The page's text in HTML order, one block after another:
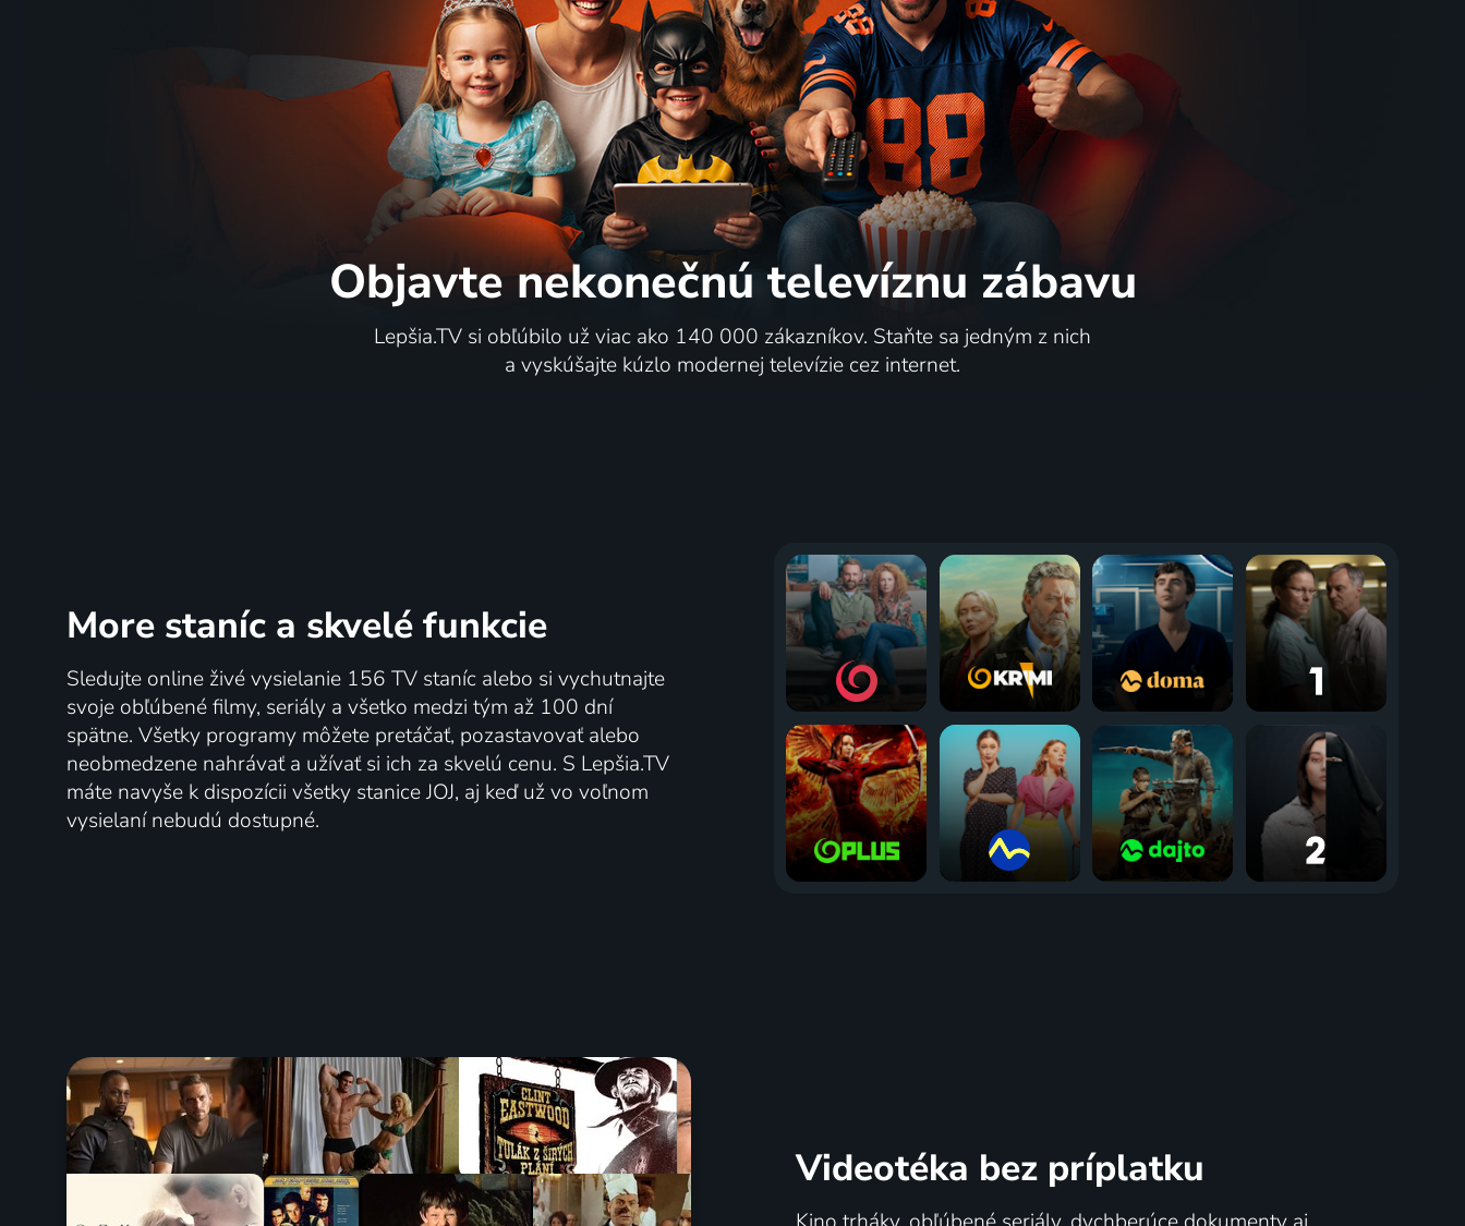
Objavte nekonečnú televíznu zábavu
Lepšia.TV si obľúbilo už viac ako 140 000 zákazníkov. Staňte sa jedným z nich
a vyskúšajte kúzlo modernej televízie cez internet.
More staníc a skvelé funkcie
Sledujte online živé vysielanie 156 TV staníc alebo si vychutnajte
svoje obľúbené filmy, seriály a všetko medzi tým až 100 dní
spätne. Všetky programy môžete pretáčať, pozastavovať alebo
neobmedzene nahrávať a užívať si ich za skvelú cenu. S Lepšia.TV
máte navyše k dispozícii všetky stanice JOJ, aj keď už vo voľnom
vysielaní nebudú dostupné.
Videotéka bez príplatku